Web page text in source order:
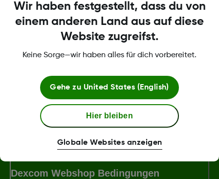
LBL014350 Rev 004
Über Dexcom
Bedingungen und Richtlinien
Dexcom Webshop Bedingungen
Wir haben festgestellt, dass du von
einem anderen Land aus auf diese
Website zugreifst.
Keine Sorge—wir haben alles für dich vorbereitet.
Gehe zu United States (English)
Hier bleiben
Globale Websites anzeigen